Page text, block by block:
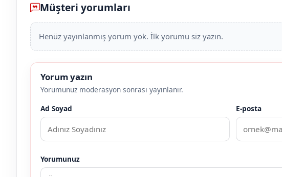
Müşteri yorumları
Henüz yayınlanmış yorum yok. İlk yorumu siz yazın.
Yorum yazın
Yorumunuz moderasyon sonrası yayınlanır.
Ad Soyad
E-posta
Yorumunuz